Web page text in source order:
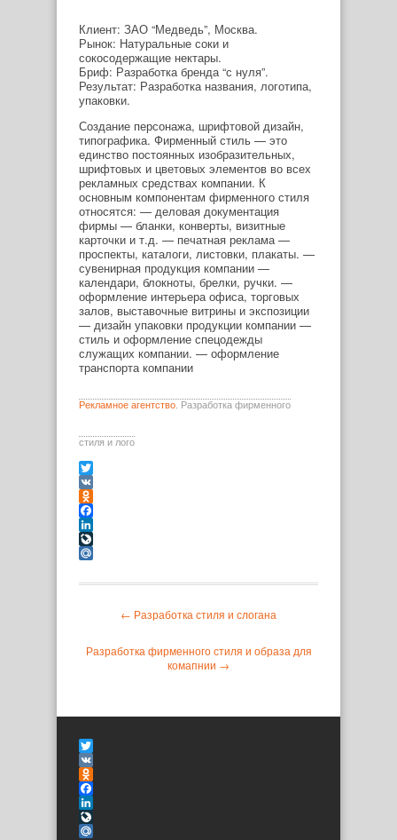
Клиент: ЗАО “Медведь”, Москва.
Рынок: Натуральные соки и
сокосодержащие нектары.
Бриф: Разработка бренда “с нуля”.
Результат: Разработка названия, логотипа,
упаковки.
Создание персонажа, шрифтовой дизайн,
типографика. Фирменный стиль — это
единство постоянных изобразительных,
шрифтовых и цветовых элементов во всех
рекламных средствах компании. К
основным компонентам фирменного стиля
относятся: — деловая документация
фирмы — бланки, конверты, визитные
карточки и т.д. — печатная реклама —
проспекты, каталоги, листовки, плакаты. —
сувенирная продукция компании —
календари, блокноты, брелки, ручки. —
оформление интерьера офиса, торговых
залов, выставочные витрины и экспозиции
— дизайн упаковки продукции компании —
стиль и оформление спецодежды
служащих компании. — оформление
транспорта компании
Рекламное агентство . Разработка фирменного
стиля и лого
Twitter
VK
Odnoklassniki
Facebook
LinkedIn
LiveJournal
← Разработка стиля и слогана
Разработка фирменного стиля и образа для
комапнии →
Twitter
VK
Odnoklassniki
Facebook
LinkedIn
LiveJournal